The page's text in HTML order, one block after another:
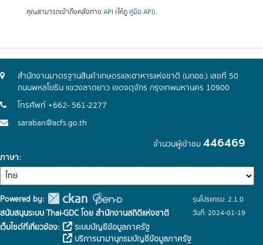
คุณสามารถเข้าถึงคลังทาง API (ให้ดู คู่มือ API).
สำนักงานมาตรฐานสินค้าเกษตรและอาหารแห่งชาติ (มกอช.) เลขที่ 50
ถนนพหลโยธิน แขวงลาดยาว เขตจตุจักร กรุงเทพมหานคร 10900
โทรศัพท์ +662- 561-2277
saraban@acfs.go.th
จำนวนผู้เข้าชม 446469
ภาษา
Powered by:
สนับสนุนระบบ Thai-GDC โดย สำนักงานสถิติแห่งชาติ
เว็บไซต์ที่เกี่ยวข้อง:
ระบบบัญชีข้อมูลภาครัฐ
บริการนามานุกรมบัญชีข้อมูลภาครัฐ
รุ่นโปรแกรม: 2.1.0
วันที่: 2024-01-19